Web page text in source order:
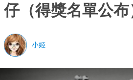
仔（得獎名單公布
小姬